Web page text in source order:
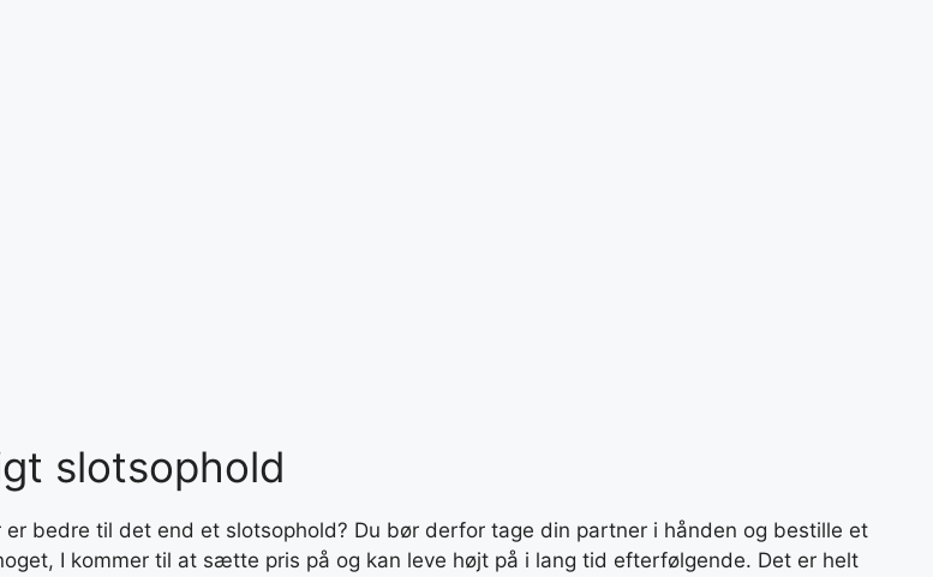
slotsophold
bedre til det end et slotsophold? Du bør derfor tage din partner i hånden og bestille et
I kommer til at sætte pris på og kan leve højt på i lang tid efterfølgende. Det er helt